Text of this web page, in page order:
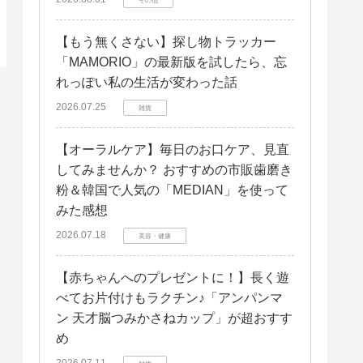
【もう無くさない】探し物トラッカー
「MAMORIO」の最新版を試したら、忘
れっぽい私の生活が変わった話
2026.07.25 雑貨
【オーラルケア】毎日のお口ケア、見直
してみませんか？ おすすめの市販歯磨き
粉＆韓国で人気の「MEDIAN」を使って
みた感想
2026.07.18 美容・健康
【赤ちゃんへのプレゼントに！】長く遊
べてお片付けもラクチン♪「アンパンマ
ン 天才脳つみかさねカップ」が超おすす
め